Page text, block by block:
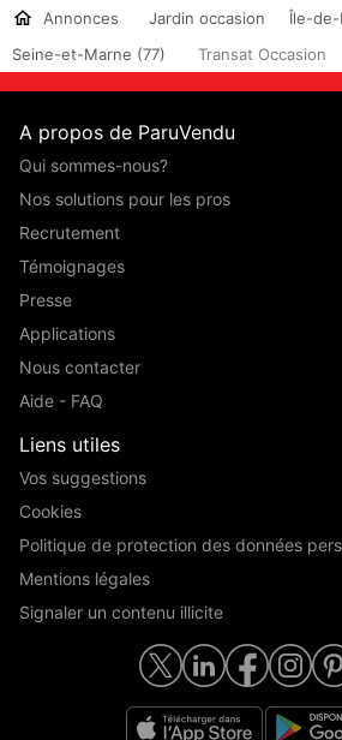
Annonces Jardin occasion
Île-de-
Seine-et-Marne (77)
Transat Occasion
A propos de ParuVendu
Qui sommes-nous?
Nos solutions pour les pros
Recrutement
Témoignages
Presse
Applications
Nous contacter
Aide - FAQ
Liens utiles
Vos suggestions
Cookies
Politique de protection des données
Mentions légales
Signaler un contenu illicite